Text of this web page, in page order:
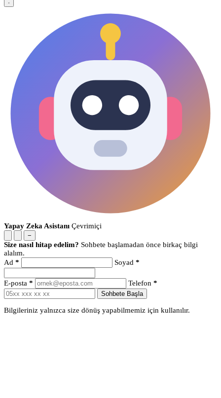
Yapay Zeka Asistanı Çevrimiçi
−
Size nasıl hitap edelim? Sohbete başlamadan önce birkaç bilgi
alalım.
Ad * Soyad *
E-posta * Telefon *
Sohbete Başla
Bilgileriniz yalnızca size dönüş yapabilmemiz için kullanılır.